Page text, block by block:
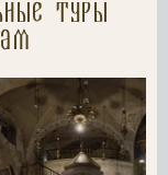
туры